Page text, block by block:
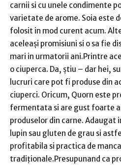
carnii si cu unele condimente
varietate de arome. Soia este
folosit in mod curent acum.
aceleași promisiuni si o sa fie
mari in urmatorii ani.Printre
o ciuperca. Da, știu – dar hei,
lucruri care pot fi produse din
ciuperci. Oricum, Quorn este
fermentata si are gust foarte
produselor din carne. Adaugat
lupin sau gluten de grau si
profitabila si practica de
tradiționale.Presupunand ca